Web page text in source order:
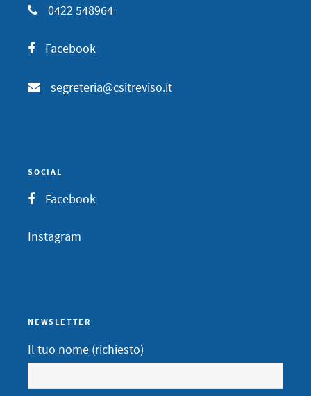
0422 548964
Facebook
segreteria@csitreviso.it
SOCIAL
Facebook
Instagram
NEWSLETTER
Il tuo nome (richiesto)